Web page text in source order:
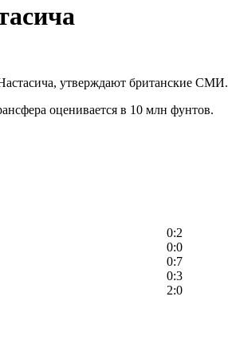
утверждают британские СМИ.
оценивается в 10 млн фунтов.
0:2
0:0
0:7
0:3
2:0